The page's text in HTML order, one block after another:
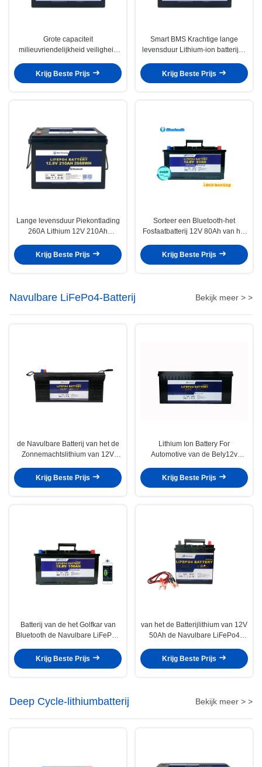
Grote capaciteit
milieuvriendelijkheid veiligheid
Krijg Beste Prijs
Smart BMS Krachtige lange
levensduur Lithium-ion batterijen
Krijg Beste Prijs
Lange levensduur Piekontlading
260A Lithium 12V 210Ah
Krijg Beste Prijs
Sorteer een Bluetooth-het
Fosfaatbatterij 12V 80Ah van het
Krijg Beste Prijs
Navulbare LiFePo4-Batterij Bekijk meer > >
de Navulbare Batterij van het de
Zonnemachtslithium van 12V
Kampeerautoaanhangwagen
Krijg Beste Prijs
Lithium Ion Battery For
Automotive van de Bely12v
Batterij
Krijg Beste Prijs
Batterij van de het Golfkar van
Bluetooth de Navulbare LiFePo4
Krijg Beste Prijs
van het de Batterijlithium van 12V
50Ah de Navulbare LiFePo4
Used In Electric
Krijg Beste Prijs
Deep Cycle-lithiumbatterij Bekijk meer > >